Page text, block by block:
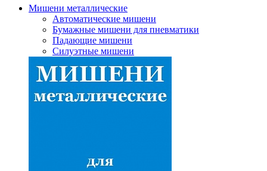
Мишени металлические
Автоматические мишени
Бумажные мишени для пневматики
Падающие мишени
Силуэтные мишени